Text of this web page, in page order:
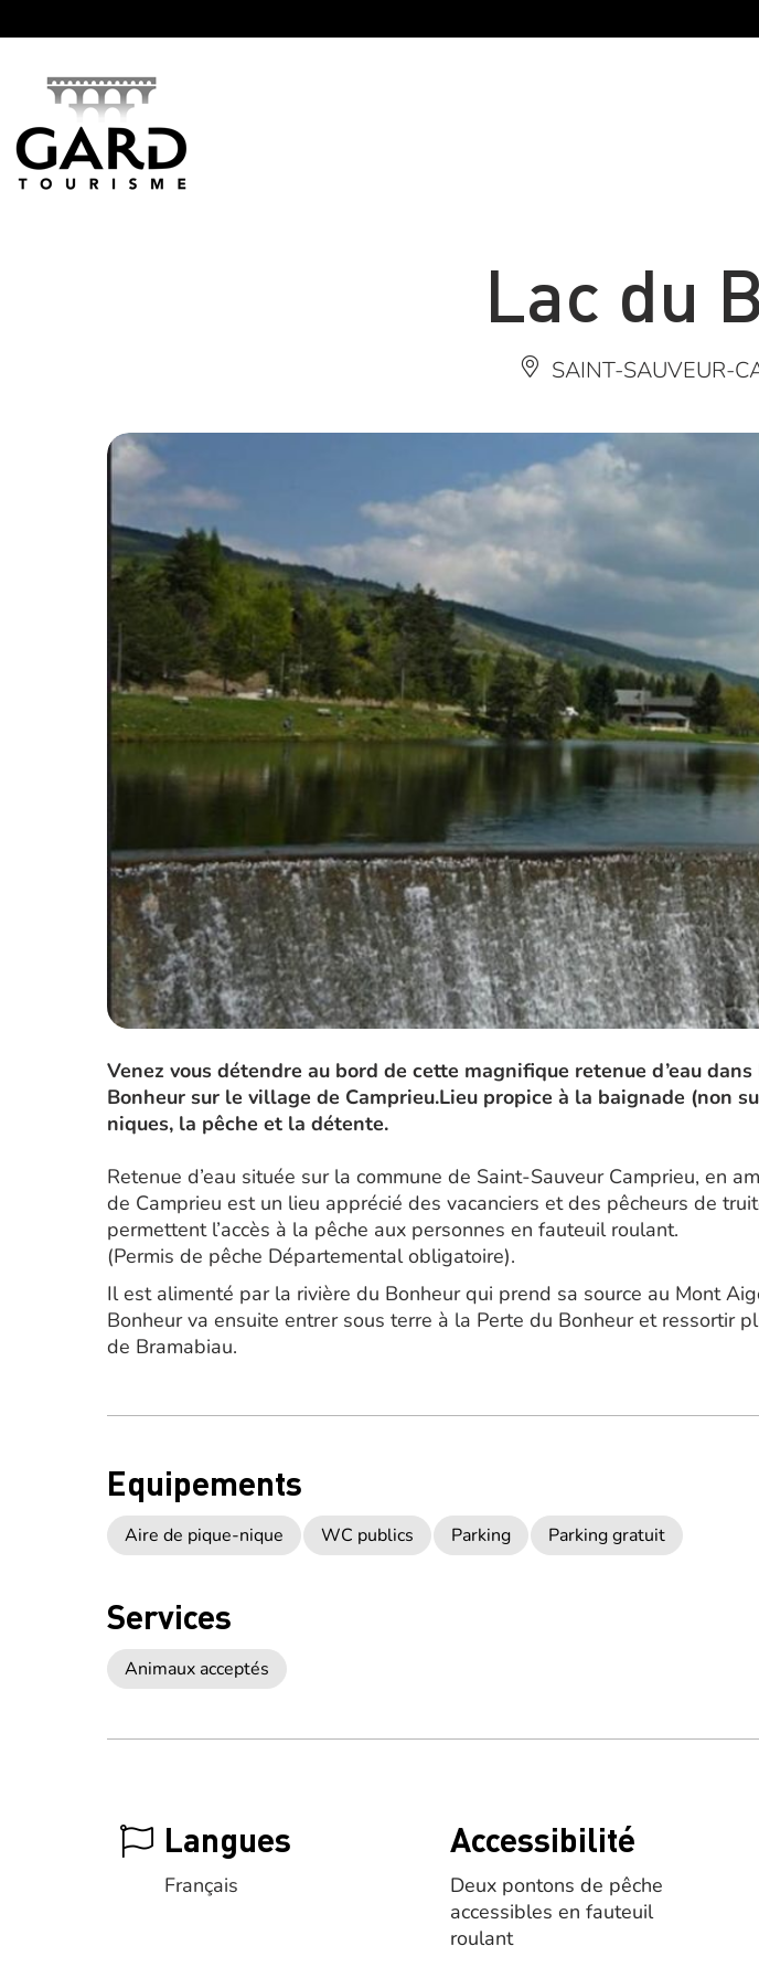
Lac du
SAINT-SAUVEUR-
Venez vous détendre au bord de cette magnifique retenue d’eau
Bonheur sur le village de Camprieu.Lieu propice à la baignade (non
niques, la pêche et la détente.
Retenue d’eau située sur la commune de Saint-Sauveur Camprieu, en
de Camprieu est un lieu apprécié des vacanciers et des pêcheurs de
permettent l’accès à la pêche aux personnes en fauteuil roulant.
(Permis de pêche Départemental obligatoire).
Il est alimenté par la rivière du Bonheur qui prend sa source au Mont
Bonheur va ensuite entrer sous terre à la Perte du Bonheur et ressortir
de Bramabiau.
Equipements
Aire de pique-nique WC publics Parking Parking gratuit
Services
Animaux acceptés
Langues
Français
Accessibilité
Deux pontons de pêche
accessibles en fauteuil
roulant